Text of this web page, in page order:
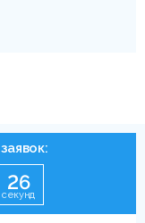
26
секунд